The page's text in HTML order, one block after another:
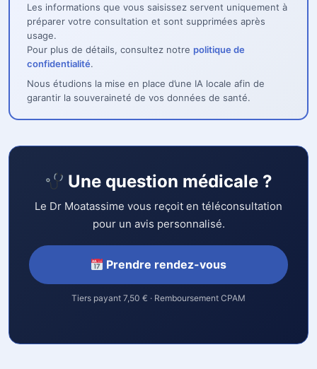
Les informations que vous saisissez servent uniquement à
préparer votre consultation et sont supprimées après
usage.
Pour plus de détails, consultez notre politique de
confidentialité.
Nous étudions la mise en place d’une IA locale afin de
garantir la souveraineté de vos données de santé.
Une question médicale ?
Le Dr Moatassime vous reçoit en téléconsultation
pour un avis personnalisé.
Prendre rendez-vous
Tiers payant 7,50 € · Remboursement CPAM